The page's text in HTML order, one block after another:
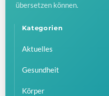
übersetzen können.
Kategorien
Aktuelles
Gesundheit
Körper